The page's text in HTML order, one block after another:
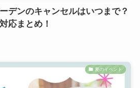
デンのキャンセルはいつまで？
応まとめ！
夏のイベント